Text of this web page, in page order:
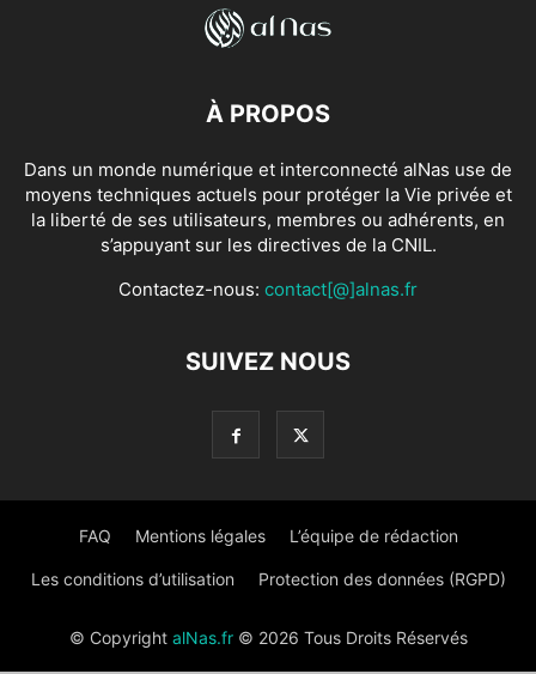
À PROPOS
Dans un monde numérique et interconnecté alNas use de
moyens techniques actuels pour protéger la Vie privée et
la liberté de ses utilisateurs, membres ou adhérents, en
s’appuyant sur les directives de la CNIL.
Contactez-nous: contact[@]alnas.fr
SUIVEZ NOUS
FAQ Mentions légales L’équipe de rédaction
Les conditions d’utilisation Protection des données (RGPD)
© Copyright alNas.fr© 2026 Tous Droits Réservés